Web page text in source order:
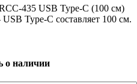
435 USB Type-C (100 см)
Type-C составляет 100 см.
о наличии